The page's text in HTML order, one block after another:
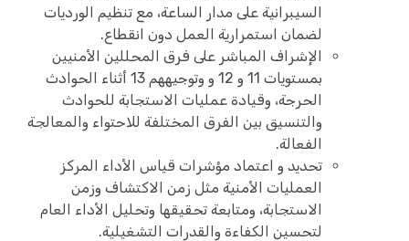
السيبرانية على مدار الساعة، مع تنظيم الورديات
لضمان استمرارية العمل دون انقطاع.
الإشراف المباشر على فرق المحللين الأمنيين
بمستويات 11 و 12 و وتوجيههم 13 أثناء الحوادث
الحرجة، وقيادة عمليات الاستجابة للحوادث
والتنسيق بين الفرق المختلفة للاحتواء والمعالجة
الفعالة.
تحديد و اعتماد مؤشرات قياس الأداء المركز
العمليات الأمنية مثل زمن الاكتشاف وزمن
الاستجابة، ومتابعة تحقيقها وتحليل الأداء العام
لتحسين الكفاءة والقدرات التشغيلية.